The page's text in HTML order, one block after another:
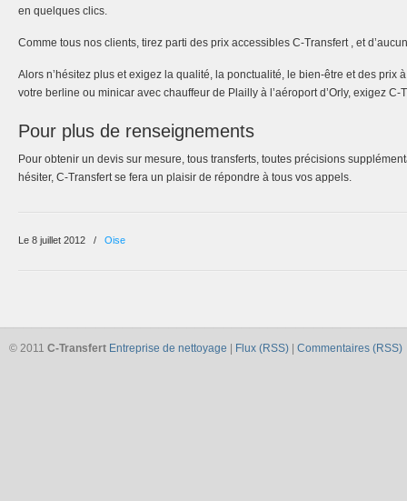
en quelques clics.
Comme tous nos clients, tirez parti des prix accessibles C-Transfert , et
Alors n’hésitez plus et exigez la qualité, la ponctualité, le bien-être et des prix
votre berline ou minicar avec chauffeur de Plailly à l’aéroport d’Orly, exigez C-
Pour plus de renseignements
Pour obtenir un devis sur mesure, tous transferts, toutes précisions
hésiter, C-Transfert se fera un plaisir de répondre à tous vos appels.
Le 8 juillet 2012 / Oise
© 2011 C-Transfert Entreprise de nettoyage Flux (RSS) Commentaires (RSS)